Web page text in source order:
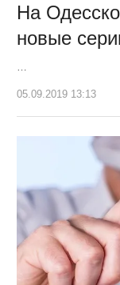
На
новые
05.09.2019 13:13